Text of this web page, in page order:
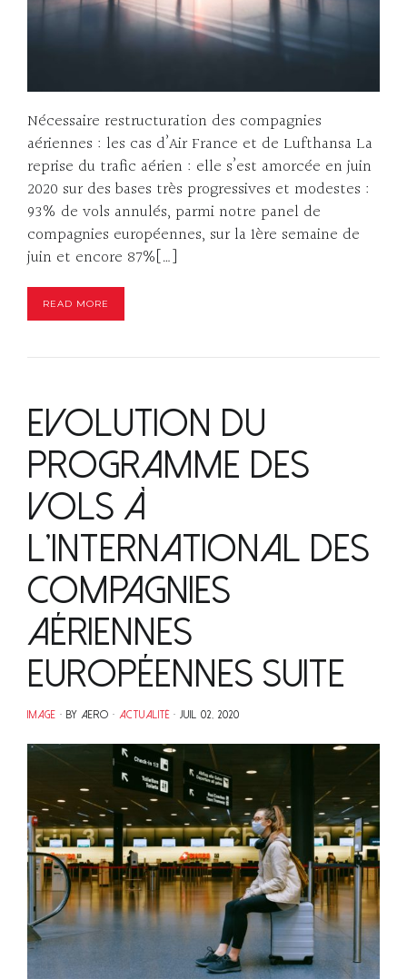
Nécessaire restructuration des compagnies
aériennes : les cas d’Air France et de Lufthansa La
reprise du trafic aérien : elle s’est amorcée en juin
2020 sur des bases très progressives et modestes :
93% de vols annulés, parmi notre panel de
compagnies européennes, sur la 1ère semaine de
juin et encore 87%[…]
READ MORE
Evolution du
programme des
vols à
l’international des
compagnies
aériennes
européennes suite
IMAGE BY AERO ACTUALITÉ JUIL 02, 2020